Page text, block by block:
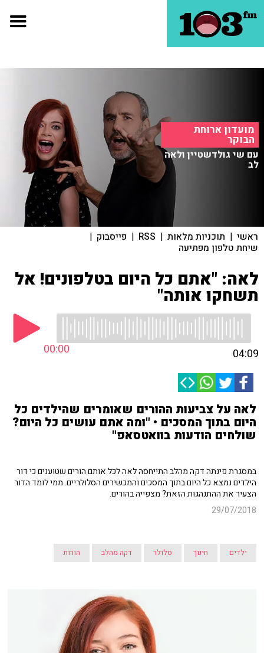
מועדון ארוחת
הבוקר
עם שי גולדשטיין ולאה
לב
ראשי | תוכניות מלאות |
RSS
| פייסבוק |
שיחת טלפון מפתיעה
לאה: "אתם כל היום בטלפונים! אל
תשחקו אותה"
00:00 04:09
לאה על צביעות ההורים שאומרים שהילדים כל
היום בתוך המסכים • "ומה אתם עושים כל היום?
שולחים הודעות בוואטסאפ"
במסגרת פינתה דקה מהלב התייחסה לאה לכל אותם הורים שטוענים כי דור
הילדים נמצא כל היום בתוך המסכים והמכשירים הסלולריים. ממי לומד הדור
הצעיר את ההתנהגות הזאת? מצפייה בהורים.
29/07/2018
ילדים חינוך סלולר דקה מהלב הורות